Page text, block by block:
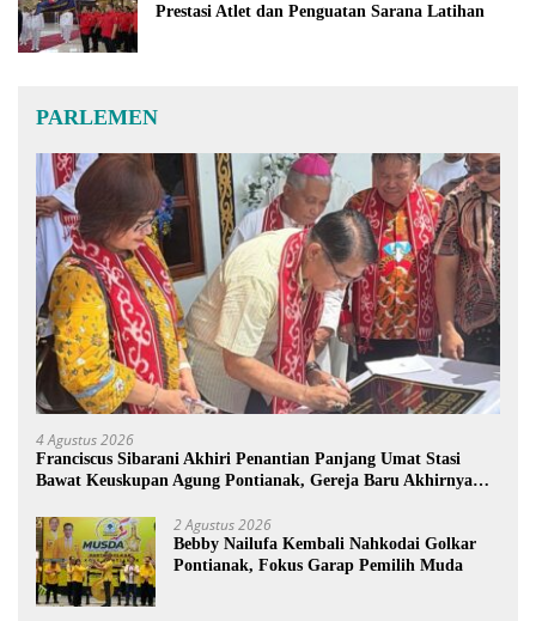
Prestasi Atlet dan Penguatan Sarana Latihan
PARLEMEN
4 Agustus 2026
Franciscus Sibarani Akhiri Penantian Panjang Umat Stasi
Bawat Keuskupan Agung Pontianak, Gereja Baru Akhirnya
2 Agustus 2026
Bebby Nailufa Kembali Nahkodai Golkar
Pontianak, Fokus Garap Pemilih Muda